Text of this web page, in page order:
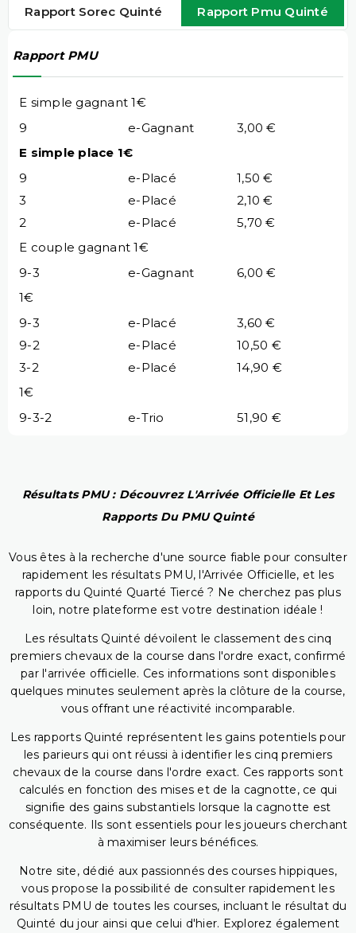
Rapport Sorec Quinté Rapport Pmu Quinté
Rapport PMU
E simple gagnant 1€
9
e-Gagnant
3,00 €
E simple place 1€
9
e-Placé
1,50 €
3
e-Placé
2,10 €
2
e-Placé
5,70 €
E couple gagnant 1€
9-3
e-Gagnant
6,00 €
1€
9-3
e-Placé
3,60 €
9-2
e-Placé
10,50 €
3-2
e-Placé
14,90 €
1€
9-3-2
e-Trio 51,90 €
Résultats PMU : Découvrez L'Arrivée Officielle Et Les
Rapports Du PMU Quinté
Vous êtes à la recherche d'une source fiable pour consulter
rapidement les résultats PMU, l'Arrivée Officielle, et les
rapports du Quinté Quarté Tiercé ? Ne cherchez pas plus
loin, notre plateforme est votre destination idéale !
Les résultats Quinté dévoilent le classement des cinq
premiers chevaux de la course dans l'ordre exact, confirmé
par l'arrivée officielle. Ces informations sont disponibles
quelques minutes seulement après la clôture de la course,
vous offrant une réactivité incomparable.
Les rapports Quinté représentent les gains potentiels pour
les parieurs qui ont réussi à identifier les cinq premiers
chevaux de la course dans l'ordre exact. Ces rapports sont
calculés en fonction des mises et de la cagnotte, ce qui
signifie des gains substantiels lorsque la cagnotte est
conséquente. Ils sont essentiels pour les joueurs cherchant
à maximiser leurs bénéfices.
Notre site, dédié aux passionnés des courses hippiques,
vous propose la possibilité de consulter rapidement les
résultats PMU de toutes les courses, incluant le résultat du
Quinté du jour ainsi que celui d'hier. Explorez également